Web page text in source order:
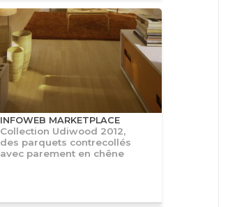
INFOWEB MARKETPLACE
Collection Udiwood 2012,
des parquets contrecollés
avec parement en chêne